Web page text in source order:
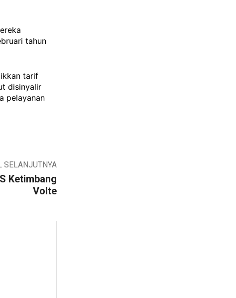
tahun
tarif
disinyalir
pelayanan
SELANJUTNYA
Ketimbang
Volte